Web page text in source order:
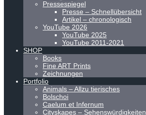
Pressespiegel
Presse – Schnellübersicht
Artikel – chronologisch
YouTube 2026
YouTube 2025
YouTube 2011-2021
SHOP
Books
Fine ART Prints
Zeichnungen
Portfolio
Animals – Allzu tierisches
Bolschoi
Caelum et Infernum
Cityskapes – Sehenswürdigkeiten